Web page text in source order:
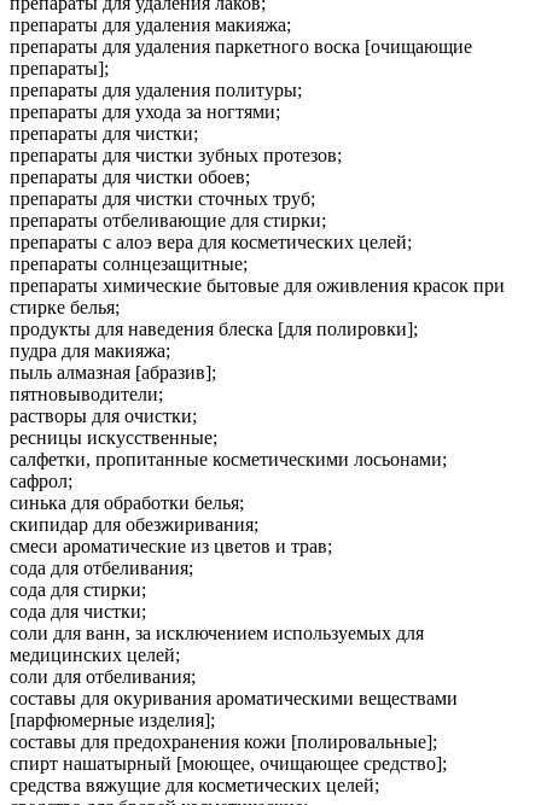
препараты для удаления макияжа;
препараты для удаления паркетного воска [очищающие
препараты];
препараты для удаления политуры;
препараты для ухода за ногтями;
препараты для чистки;
препараты для чистки зубных протезов;
препараты для чистки обоев;
препараты для чистки сточных труб;
препараты отбеливающие для стирки;
препараты с алоэ вера для косметических целей;
препараты солнцезащитные;
препараты химические бытовые для оживления красок при
стирке белья;
продукты для наведения блеска [для полировки];
пудра для макияжа;
пыль алмазная [абразив];
пятновыводители;
растворы для очистки;
ресницы искусственные;
салфетки, пропитанные косметическими лосьонами;
сафрол;
синька для обработки белья;
скипидар для обезжиривания;
смеси ароматические из цветов и трав;
сода для отбеливания;
сода для стирки;
сода для чистки;
соли для ванн, за исключением используемых для
медицинских целей;
соли для отбеливания;
составы для окуривания ароматическими веществами
[парфюмерные изделия];
составы для предохранения кожи [полировальные];
спирт нашатырный [моющее, очищающее средство];
средства вяжущие для косметических целей;